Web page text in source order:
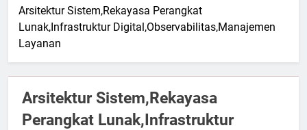
Arsitektur Sistem,Rekayasa Perangkat
Lunak,Infrastruktur Digital,Observabilitas,Manajemen
Layanan
Arsitektur Sistem,Rekayasa
Perangkat Lunak,Infrastruktur